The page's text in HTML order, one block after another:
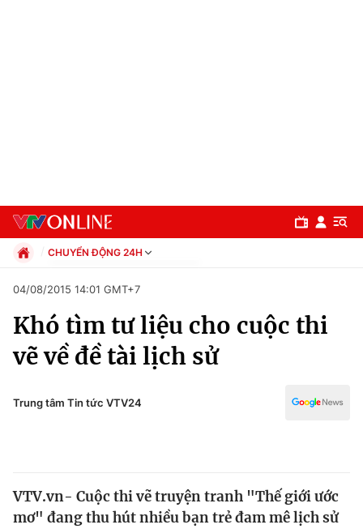
Chuyên mục
Chính trị
Xã hội
Y tế
CHUYỂN ĐỘNG 24H
Xã hội
Pháp luật
Kinh tế
Thể thao
Văn hóa - Giải trí
Giáo dục
04/08/2015 14:01 GMT+7
Khó tìm tư liệu cho cuộc thi
vẽ về đề tài lịch sử
Trung tâm Tin tức VTV24
VTV.vn- Cuộc thi vẽ truyện tranh "Thế giới ước
mơ" đang thu hút nhiều bạn trẻ đam mê lịch sử